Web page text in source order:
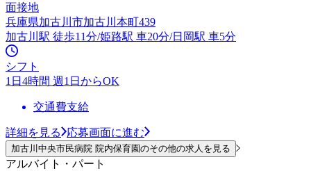
面接地
兵庫県加古川市加古川本町439
加古川駅 徒歩11分/姫路駅 車20分/日岡駅 車5分
シフト
1日4時間 週1日からOK
交通費支給
詳細を見る 応募画面に進む
加古川中央市民病院 院内保育園のその他の求人を見る
アルバイト・パート